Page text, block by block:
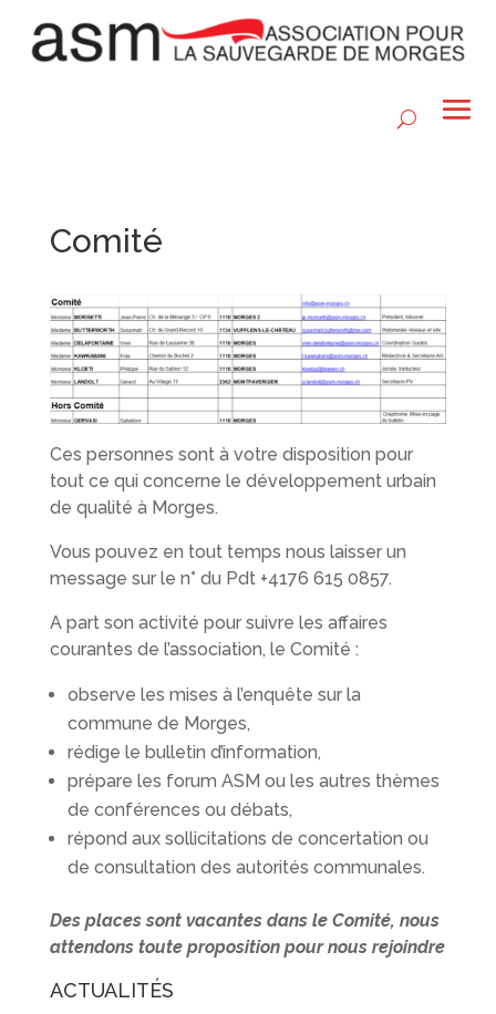
Comité
Ces personnes sont à votre disposition pour
tout ce qui concerne le développement urbain
de qualité à Morges.
Vous pouvez en tout temps nous laisser un
message sur le n° du Pdt +4176 615 0857.
A part son activité pour suivre les affaires
courantes de l’association, le Comité :
observe les mises à l’enquête sur la
commune de Morges,
rédige le bulletin d’information,
prépare les forum ASM ou les autres thèmes
de conférences ou débats,
répond aux sollicitations de concertation ou
de consultation des autorités communales.
Des places sont vacantes dans le Comité, nous
attendons toute proposition pour nous rejoindre
ACTUALITÉS